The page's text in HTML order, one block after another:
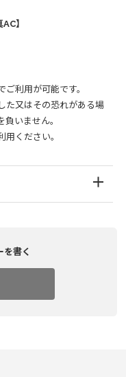
】
利用が可能です。
た又はその恐れがある場
いません。
ください。
を書く